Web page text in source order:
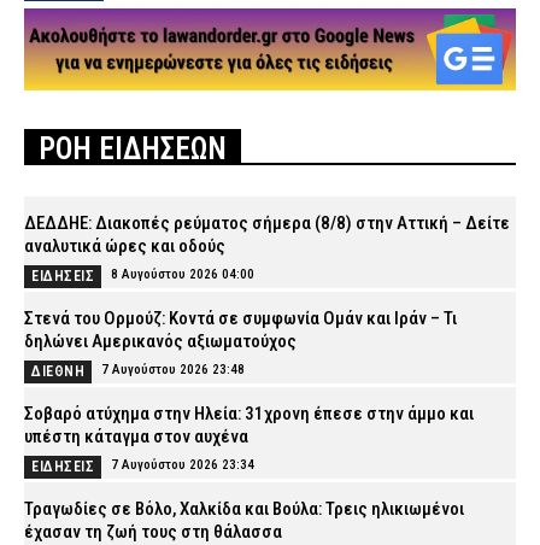
ΡΟΗ ΕΙΔΗΣΕΩΝ
ΔΕΔΔΗΕ: Διακοπές ρεύματος σήμερα (8/8) στην Αττική – Δείτε
αναλυτικά ώρες και οδούς
ΕΙΔΗΣΕΙΣ 8 Αυγούστου 2026 04:00
Στενά του Ορμούζ: Κοντά σε συμφωνία Ομάν και Ιράν – Τι
δηλώνει Αμερικανός αξιωματούχος
ΔΙΕΘΝΗ 7 Αυγούστου 2026 23:48
Σοβαρό ατύχημα στην Ηλεία: 31χρονη έπεσε στην άμμο και
υπέστη κάταγμα στον αυχένα
ΕΙΔΗΣΕΙΣ 7 Αυγούστου 2026 23:34
Τραγωδίες σε Βόλο, Χαλκίδα και Βούλα: Τρεις ηλικιωμένοι
έχασαν τη ζωή τους στη θάλασσα